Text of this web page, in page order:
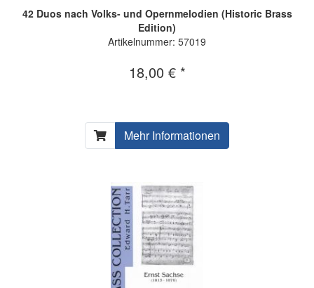
42 Duos nach Volks- und Opernmelodien (Historic Brass
Edition)
Artikelnummer: 57019
18,00 € *
Mehr Informationen